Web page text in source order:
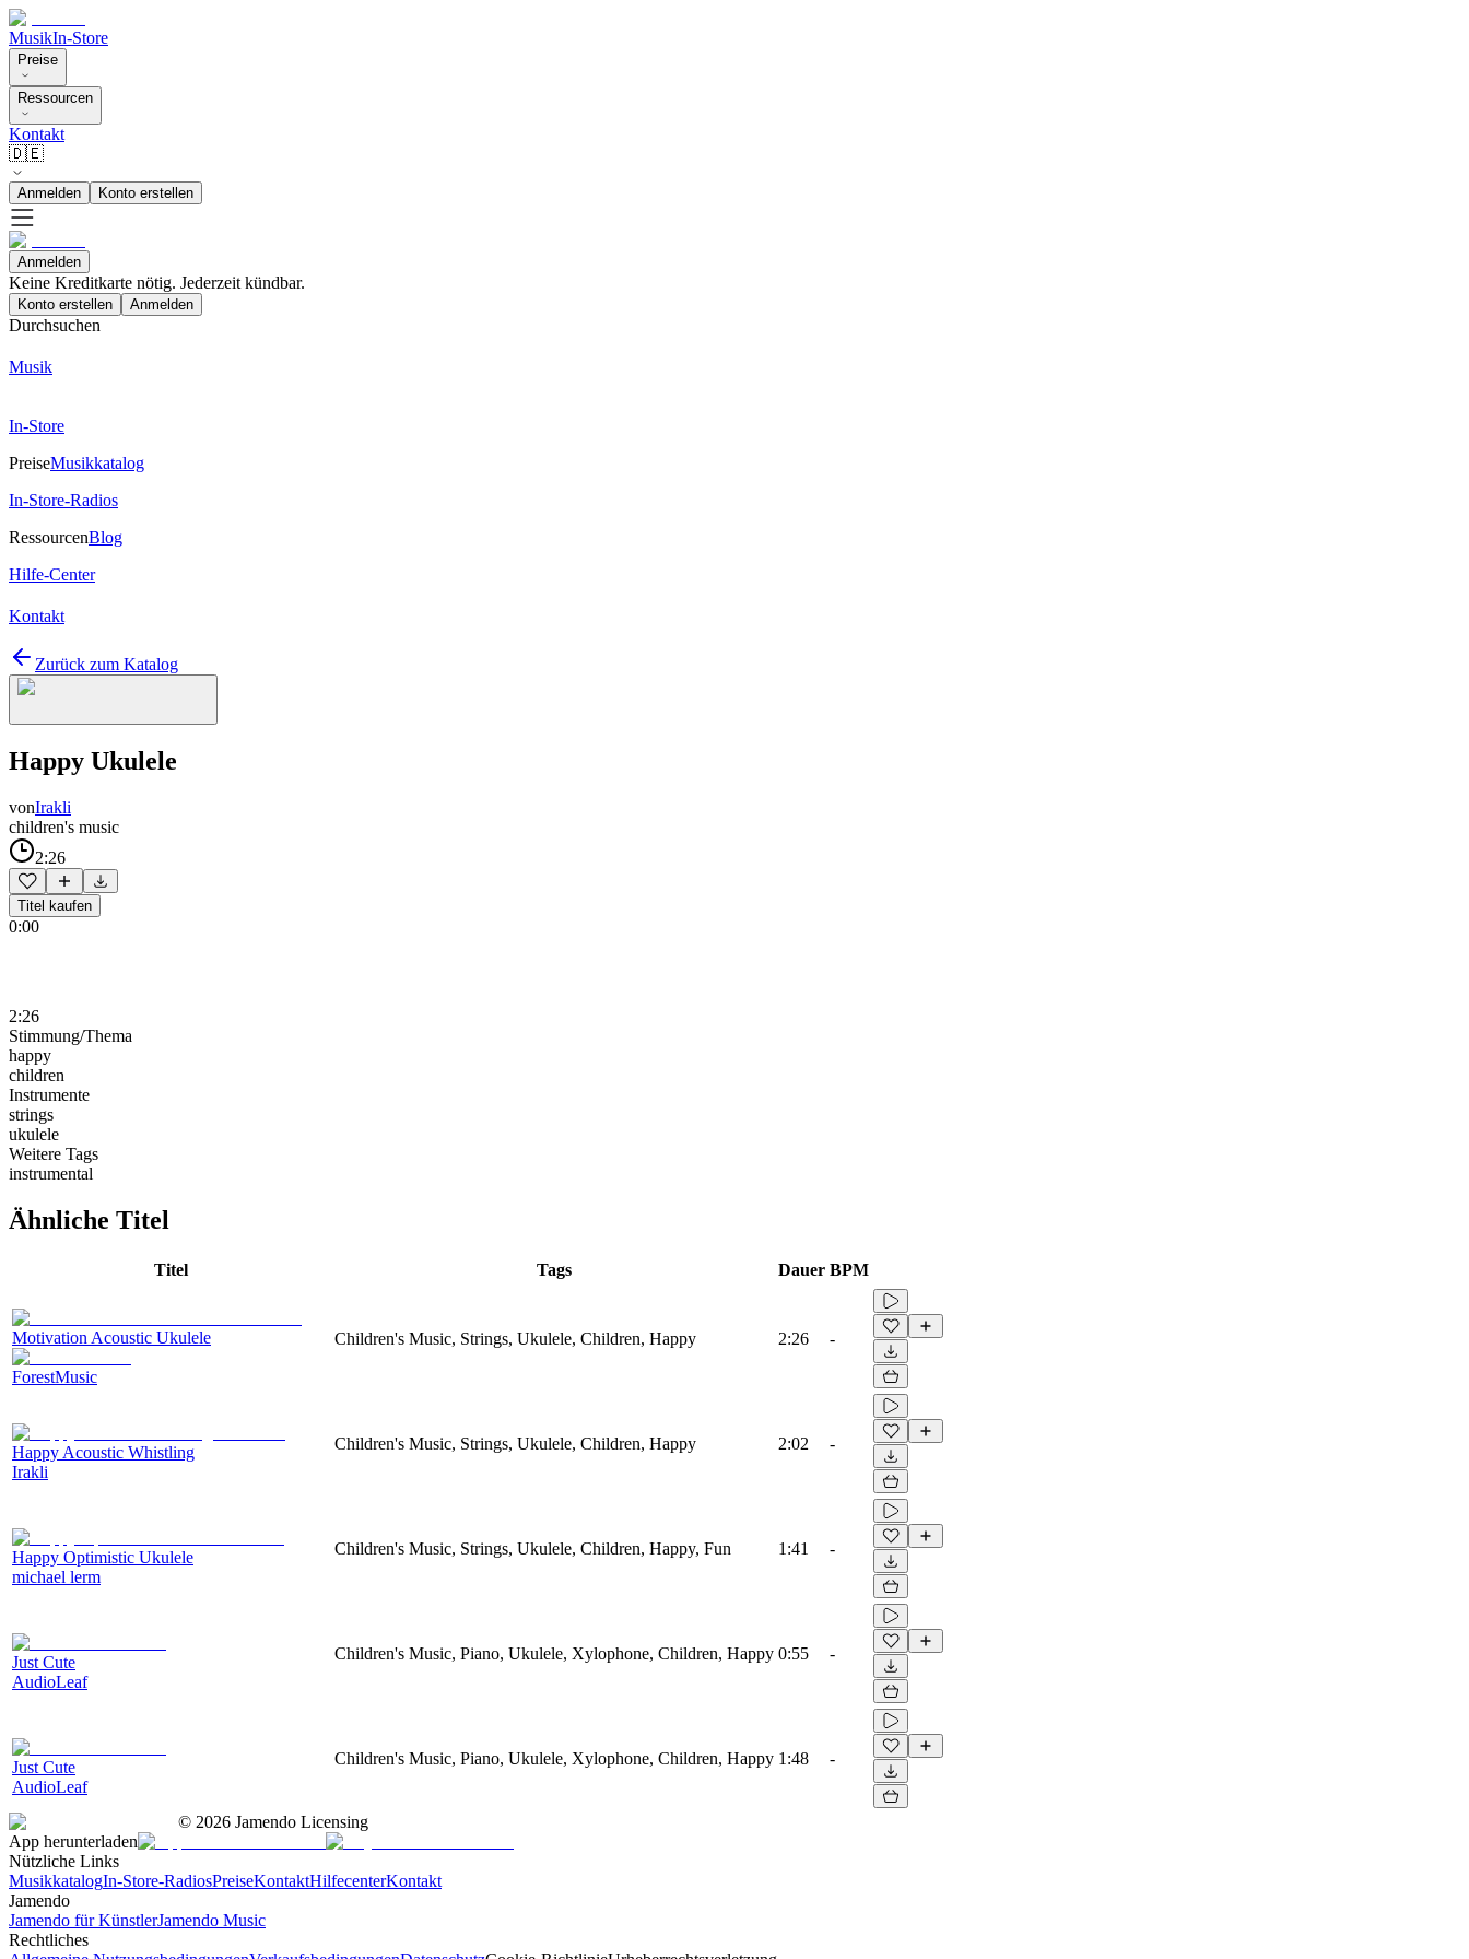
MusikIn-Store
Preise
Ressourcen
Kontakt
🇩🇪
Anmelden Konto erstellen
Anmelden
Keine Kreditkarte nötig. Jederzeit kündbar.
Konto erstellen Anmelden
Durchsuchen
Musik
In-Store
PreiseMusikkatalog
In-Store-Radios
RessourcenBlog
Hilfe-Center
Kontakt
Zurück zum Katalog
Happy Ukulele
vonIrakli
children's music
2:26
Titel kaufen
0:00
2:26
Stimmung/Thema
happy
children
Instrumente
strings
ukulele
Weitere Tags
instrumental
Ähnliche Titel
Titel Tags Dauer BPM
Motivation Acoustic Ukulele
ForestMusic
Children's Music, Strings, Ukulele, Children, Happy 2:26 -
Happy Acoustic Whistling
Irakli
Children's Music, Strings, Ukulele, Children, Happy 2:02 -
Happy Optimistic Ukulele
michael lerm
Children's Music, Strings, Ukulele, Children, Happy, Fun 1:41 -
Just Cute
AudioLeaf
Children's Music, Piano, Ukulele, Xylophone, Children, Happy 0:55 -
Just Cute
AudioLeaf
Children's Music, Piano, Ukulele, Xylophone, Children, Happy 1:48 -
© 2026 Jamendo Licensing
App herunterladen
Nützliche Links
MusikkatalogIn-Store-RadiosPreiseKontaktHilfecenterKontakt
Jamendo
Jamendo für KünstlerJamendo Music
Rechtliches